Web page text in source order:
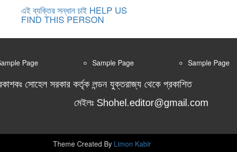
এই ব্যক্তির সন্ধান চাই HELP US
FIND THIS PERSON
Page Sample Page Sample Page
সোহেল সরকার কর্তৃক লন্ডন যুক্তরাজ্য থেকে প্রকাশিত
মেইলঃ Shohel.editor@gmail.com
Theme Created By Limon Kabir